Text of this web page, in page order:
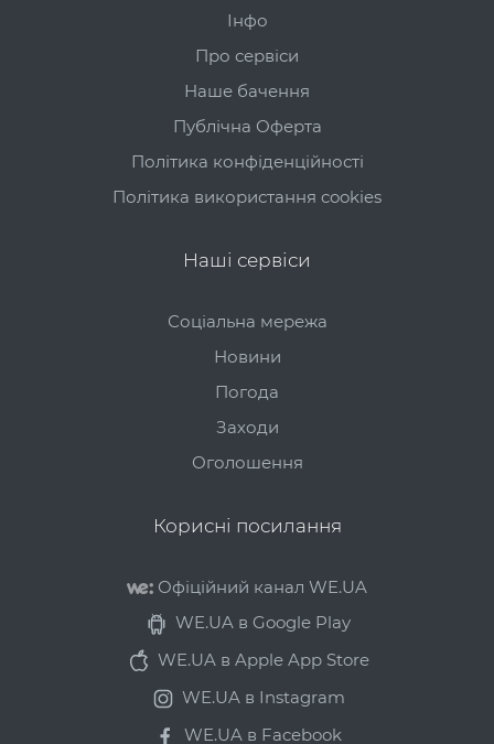
Інфо
Про сервіси
Наше бачення
Публічна Оферта
Політика конфіденційності
Політика використання cookies
Наші сервіси
Соціальна мережа
Новини
Погода
Заходи
Оголошення
Корисні посилання
Офіційний канал WE.UA
WE.UA в Google Play
WE.UA в Apple App Store
WE.UA в Instagram
WE.UA в Facebook